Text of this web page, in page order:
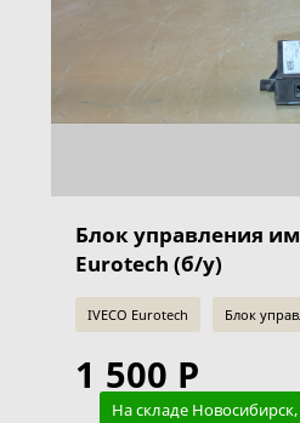
Блок управления
Eurotech (б/у)
IVECO Eurotech Блок
1 500 Р
На складе